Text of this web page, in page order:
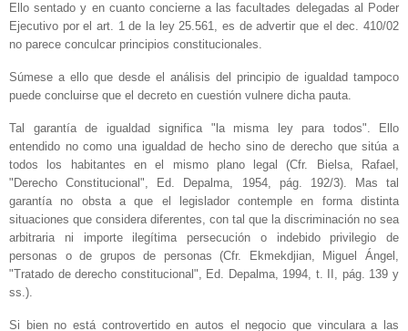
Ello sentado y en cuanto concierne a las facultades delegadas al Poder
Ejecutivo por el art. 1 de la ley 25.561, es de advertir que el dec. 410/02
no parece conculcar principios constitucionales.
Súmese a ello que desde el análisis del principio de igualdad tampoco
puede concluirse que el decreto en cuestión vulnere dicha pauta.
Tal garantía de igualdad significa "la misma ley para todos". Ello
entendido no como una igualdad de hecho sino de derecho que sitúa a
todos los habitantes en el mismo plano legal (Cfr. Bielsa, Rafael,
"Derecho Constitucional", Ed. Depalma, 1954, pág. 192/3). Mas tal
garantía no obsta a que el legislador contemple en forma distinta
situaciones que considera diferentes, con tal que la discriminación no sea
arbitraria ni importe ilegítima persecución o indebido privilegio de
personas o de grupos de personas (Cfr. Ekmekdjian, Miguel Ángel,
"Tratado de derecho constitucional", Ed. Depalma, 1994, t. II, pág. 139 y
ss.).
Si bien no está controvertido en autos el negocio que vinculara a las